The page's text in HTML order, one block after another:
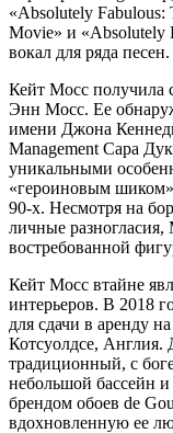
«Absolutely
Movie» и «Absolutely
вокал для ряда песен.
Кейт Мосс получила
Энн Мосс. Ее
имени Джона
Management Сара
уникальными
«героиновым
90-х. Несмотря на
личные разногласия,
востребованной
Кейт Мосс втайне
интерьеров. В 2018
для сдачи в аренду
Котсуолдсе, Англия.
традиционный, с
небольшой бассейн
брендом обоев de
вдохновленную ее